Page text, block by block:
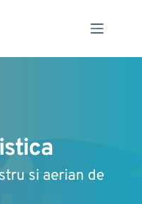
si aerian de